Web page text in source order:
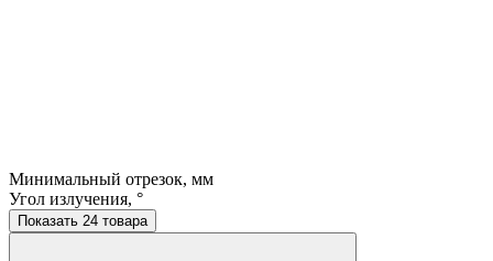
Минимальный отрезок, мм
Угол излучения, °
Показать 24 товара